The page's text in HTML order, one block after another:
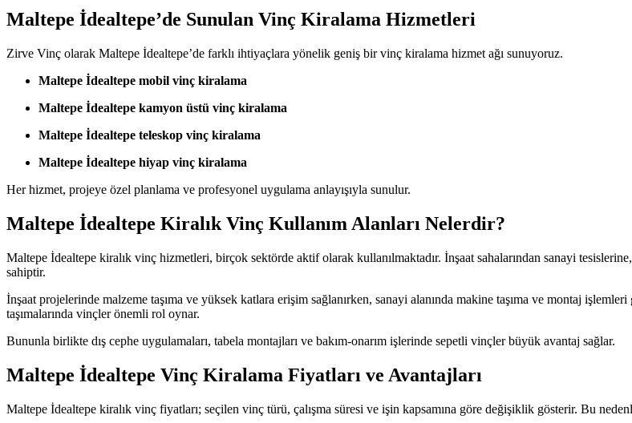
Maltepe İdealtepe’de Sunulan Vinç Kiralama Hizmetleri
Zirve Vinç olarak Maltepe İdealtepe’de farklı ihtiyaçlara yönelik geniş bir vinç kiralama hizmet ağı sunuyoruz.
Maltepe İdealtepe mobil vinç kiralama
Maltepe İdealtepe kamyon üstü vinç kiralama
Maltepe İdealtepe teleskop vinç kiralama
Maltepe İdealtepe hiyap vinç kiralama
Her hizmet, projeye özel planlama ve profesyonel uygulama anlayışıyla sunulur.
Maltepe İdealtepe Kiralık Vinç Kullanım Alanları Nelerdir?
Maltepe İdealtepe kiralık vinç hizmetleri, birçok sektörde aktif olarak kullanılmaktadır. İnşaat sahalarından sanayi
sahiptir.
İnşaat projelerinde malzeme taşıma ve yüksek katlara erişim sağlanırken, sanayi alanında makine taşıma ve montaj
taşımalarında vinçler önemli rol oynar.
Bununla birlikte dış cephe uygulamaları, tabela montajları ve bakım-onarım işlerinde sepetli vinçler büyük avantaj sağlar.
Maltepe İdealtepe Vinç Kiralama Fiyatları ve Avantajları
Maltepe İdealtepe kiralık vinç fiyatları; seçilen vinç türü, çalışma süresi ve işin kapsamına göre değişiklik gösterir. Bu